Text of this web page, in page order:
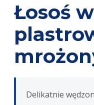
Łosoś
Delikatnie